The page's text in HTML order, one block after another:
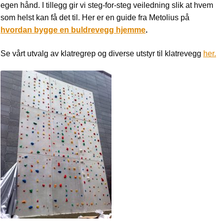
egen hånd. I tillegg gir vi steg-for-steg veiledning slik at hvem
som helst kan få det til. Her er en guide fra Metolius på
hvordan bygge en buldrevegg hjemme.
Se vårt utvalg av klatregrep og diverse utstyr til klatrevegg her.